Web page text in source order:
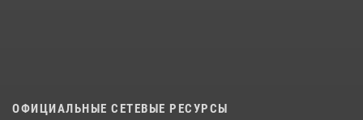
ОФИЦИАЛЬНЫЕ СЕТЕВЫЕ РЕСУРСЫ